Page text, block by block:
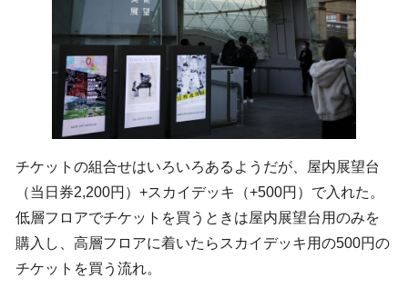
チケットの組合せはいろいろあるようだが、屋内展望台
（当日券2,200円）+スカイデッキ（+500円）で入れた。
低層フロアでチケットを買うときは屋内展望台用のみを
購入し、高層フロアに着いたらスカイデッキ用の500円の
チケットを買う流れ。